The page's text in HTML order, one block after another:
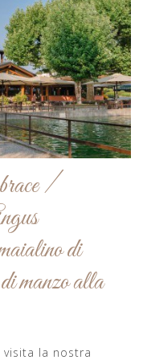
/
di
manzo alla
la nostra